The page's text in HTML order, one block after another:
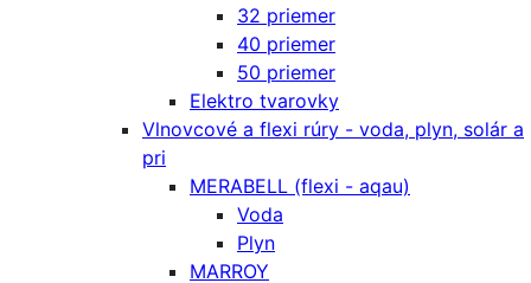
32 priemer
40 priemer
50 priemer
Elektro tvarovky
Vlnovcové a flexi rúry - voda, plyn, solár a
pri
MERABELL (flexi - aqau)
Voda
Plyn
MARROY